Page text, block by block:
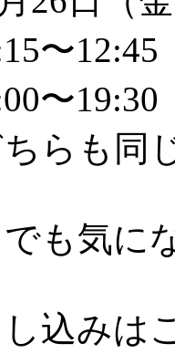
〜12:45
〜19:30
らも同
も気に
込みは